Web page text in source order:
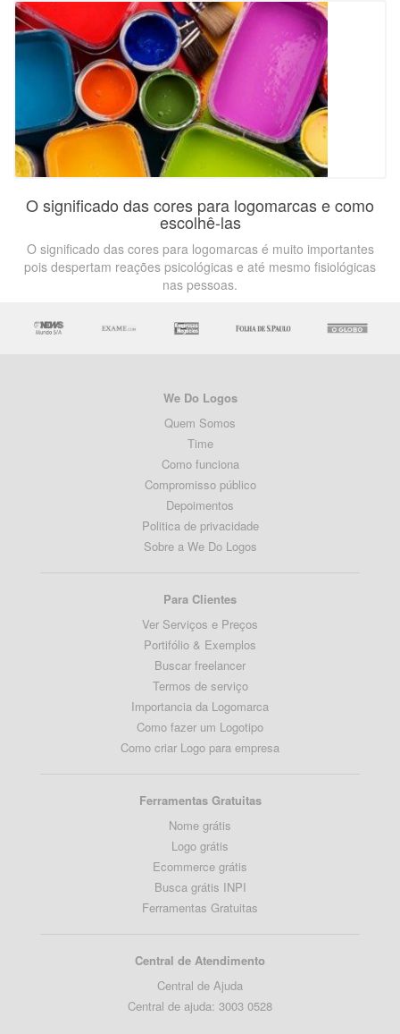
O significado das cores para logomarcas e como
escolhê-las
O significado das cores para logomarcas é muito importantes
pois despertam reações psicológicas e até mesmo fisiológicas
nas pessoas.
We Do Logos
Quem Somos
Time
Como funciona
Compromisso público
Depoimentos
Politica de privacidade
Sobre a We Do Logos
Para Clientes
Ver Serviços e Preços
Portifólio & Exemplos
Buscar freelancer
Termos de serviço
Importancia da Logomarca
Como fazer um Logotipo
Como criar Logo para empresa
Ferramentas Gratuitas
Nome grátis
Logo grátis
Ecommerce grátis
Busca grátis INPI
Ferramentas Gratuitas
Central de Atendimento
Central de Ajuda
Central de ajuda: 3003 0528